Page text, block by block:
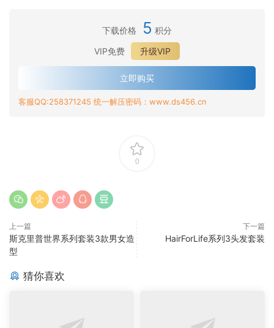
下载价格 5 积分
VIP免费
升级VIP
立即购买
客服QQ:258371245 统一解压密码：www.ds456.cn
0
上一篇
斯克里普世界系列套装3款男女造
型
下一篇
HairForLife系列3头发套装
猜你喜欢